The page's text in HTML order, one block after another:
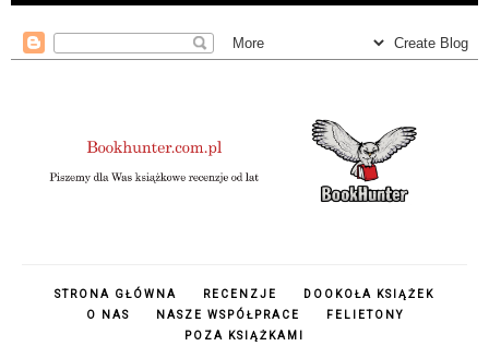
STRONA GŁÓWNA RECENZJE
DOOKOŁA KSIĄŻEK
O NAS
NASZE WSPÓŁPRACE
FELIETONY
POZA KSIĄŻKAMI